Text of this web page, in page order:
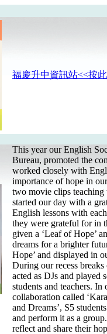
福慶升中資訊站<<按
This year our English
Bureau, promoted the
worked closely with
importance of hope in
two movie clips teaching
started our day with a
English lessons with
they were grateful for in
given a ‘Leaf of Hope’
dreams for a brighter
Hope’ and displayed in
During our recess
acted as DJs and played
students and teachers.
collaboration called
and Dreams’, S5
and perform it as a
reflect and share their